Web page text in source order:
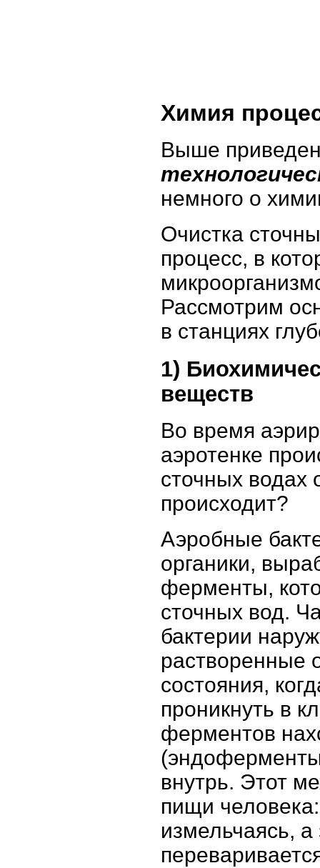
Химия
Выше
немного о
Очистка
процесс, в
Рассмотрим
в станциях
1)
веществ
Во время
аэротенке
сточных водах
происходит?
Аэробные
органики,
ферменты,
сточных вод.
бактерии
растворенные
состояния,
проникнуть в
ферментов
внутрь. Этот
пищи
измельчаясь,